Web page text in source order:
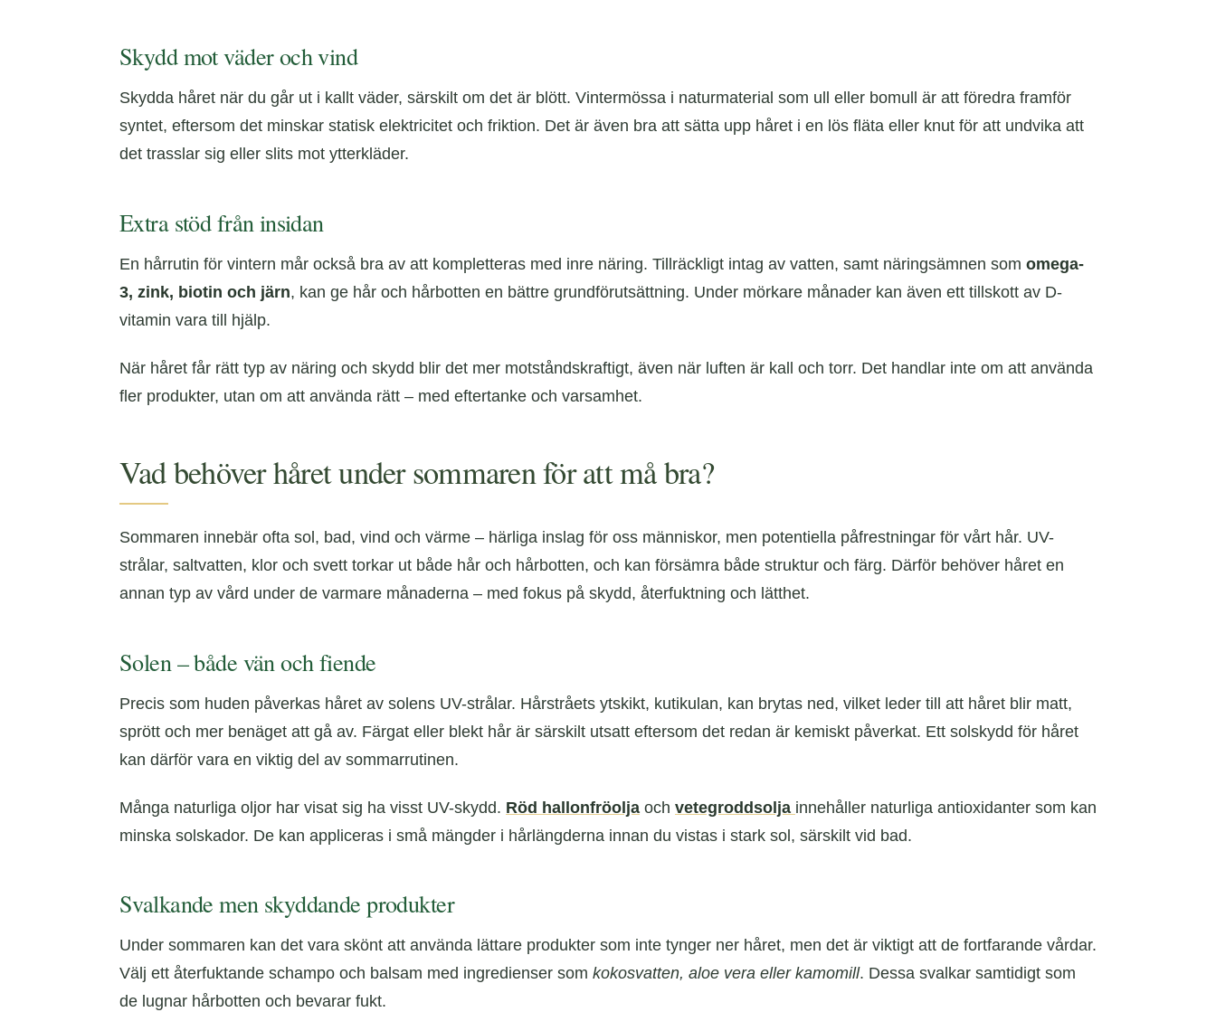
Skydd mot väder och vind
Skydda håret när du går ut i kallt väder, särskilt om det är blött. Vintermössa i naturmaterial som ull eller bomull är att föredra framför
syntet, eftersom det minskar statisk elektricitet och friktion. Det är även bra att sätta upp håret i en lös fläta eller knut för att undvika att
det trasslar sig eller slits mot ytterkläder.
Extra stöd från insidan
En hårrutin för vintern mår också bra av att kompletteras med inre näring. Tillräckligt intag av vatten, samt näringsämnen som omega-
3, zink, biotin och järn, kan ge hår och hårbotten en bättre grundförutsättning. Under mörkare månader kan även ett tillskott av D-
vitamin vara till hjälp.
När håret får rätt typ av näring och skydd blir det mer motståndskraftigt, även när luften är kall och torr. Det handlar inte om att använda
fler produkter, utan om att använda rätt – med eftertanke och varsamhet.
Vad behöver håret under sommaren för att må bra?
Sommaren innebär ofta sol, bad, vind och värme – härliga inslag för oss människor, men potentiella påfrestningar för vårt hår. UV-
strålar, saltvatten, klor och svett torkar ut både hår och hårbotten, och kan försämra både struktur och färg. Därför behöver håret en
annan typ av vård under de varmare månaderna – med fokus på skydd, återfuktning och lätthet.
Solen – både vän och fiende
Precis som huden påverkas håret av solens UV-strålar. Hårstråets ytskikt, kutikulan, kan brytas ned, vilket leder till att håret blir matt,
sprött och mer benäget att gå av. Färgat eller blekt hår är särskilt utsatt eftersom det redan är kemiskt påverkat. Ett solskydd för håret
kan därför vara en viktig del av sommarrutinen.
Många naturliga oljor har visat sig ha visst UV-skydd. Röd hallonfröolja och vetegroddsolja innehåller naturliga antioxidanter som kan
minska solskador. De kan appliceras i små mängder i hårlängderna innan du vistas i stark sol, särskilt vid bad.
Svalkande men skyddande produkter
Under sommaren kan det vara skönt att använda lättare produkter som inte tynger ner håret, men det är viktigt att de fortfarande vårdar.
Välj ett återfuktande schampo och balsam med ingredienser som kokosvatten, aloe vera eller kamomill. Dessa svalkar samtidigt som
de lugnar hårbotten och bevarar fukt.